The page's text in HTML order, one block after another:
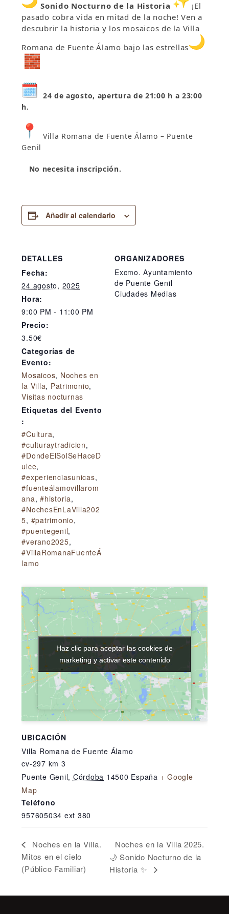
Sonido Nocturno de la Historia
¡El
pasado cobra vida en mitad de la noche! Ven a
descubrir la historia y los mosaicos de la Villa
Romana de Fuente Álamo bajo las estrellas
24 de agosto, apertura de 21:00 h a 23:00
h.
Villa Romana de Fuente Álamo – Puente
Genil
No necesita inscripción.
Añadir al calendario
DETALLES
Fecha:
24 agosto, 2025
Hora:
9:00 PM - 11:00 PM
Precio:
3.50€
Categorías de
Evento:
Mosaicos, Noches en
la Villa, Patrimonio,
Visitas nocturnas
Etiquetas del Evento
:
#Cultura,
#culturaytradicion,
#DondeElSolSeHaceD
ulce,
#experienciasunicas,
#fuenteálamovillarom
ana,#historia,
#NochesEnLaVilla202
5, #patrimonio,
#puentegenil,
#verano2025,
#VillaRomanaFuenteÁ
lamo
ORGANIZADORES
Excmo. Ayuntamiento
de Puente Genil
Ciudades Medias
UBICACIÓN
Villa Romana de Fuente Álamo
cv-297 km 3
Puente Genil, Córdoba 14500 España + Google
Map
Teléfono
957605034 ext 380
Haz clic para aceptar las cookies de
marketing y activar este contenido
Haz clic para aceptar las cookies de
marketing y activar este contenido
Noches en la Villa.
Mitos en el cielo
(Público Familiar)
Noches en la Villa 2025.
🌙 Sonido Nocturno de la
Historia ✨